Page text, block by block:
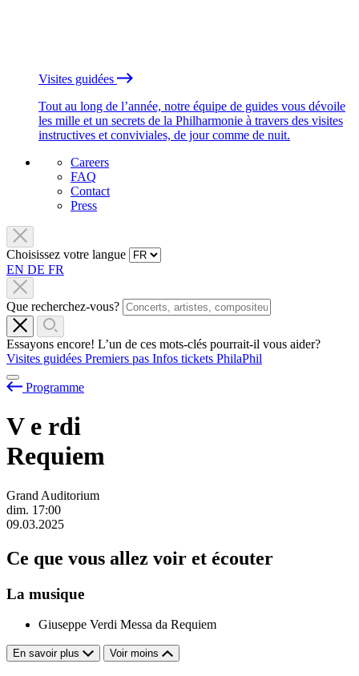
Visites guidées
Tout au long de l’année, notre équipe de guides vous dévoile
les mille et un secrets de la Philharmonie à travers des visites
instructives et conviviales, de jour comme de nuit.
Careers
FAQ
Contact
Press
Choisissez votre langue
EN DE FR
Que recherchez-vous?
Essayons encore! L’un de ces mots-clés pourrait-il vous aider?
Visites guidées Premiers pas Infos tickets PhilaPhil
Programme
V e rdi
Requiem
Grand Auditorium
dim. 17:00
09.03.2025
Ce que vous allez voir et écouter
La musique
Giuseppe Verdi Messa da Requiem
En savoir plus Voir moins